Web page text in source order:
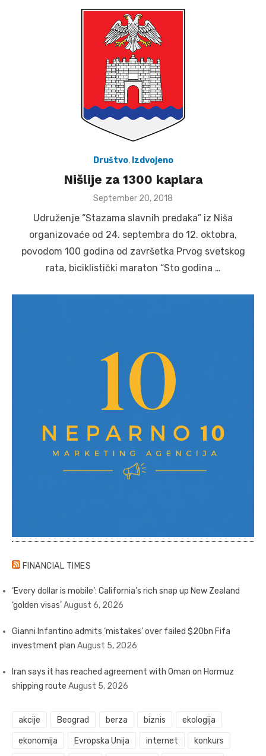
Društvo, Izdvojeno
Nišlije za 1300 kaplara
Posted
September 20, 2018
Udruženje “Stazama slavnih predaka” iz Niša
organizovaće od 24. septembra do 12. oktobra,
povodom 100 godina od završetka Prvog svetskog
rata, biciklistički maraton “Sto godina …
FINANCIAL TIMES
‘Every dollar is mobile’: California’s rich snap up New Zealand
‘golden visas’August 6, 2026
Gianni Infantino admits ‘mistakes’ over failed $20bn Fifa
investment plan August 5, 2026
Iran says it has reached agreement with Oman on Hormuz
shipping route August 5, 2026
akcije Beograd berza biznis ekologija
ekonomija Evropska Unija internet konkurs